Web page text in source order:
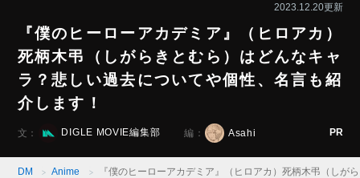
2023.12.20更新
『僕のヒーローアカデミア』（ヒロアカ）
死柄木弔（しがらきとむら）はどんなキャ
ラ？悲しい過去についてや個性、名言も紹
介します！
文： DIGLE MOVIE編集部 編： Asahi PR
DM Anime 『僕のヒーローアカデミア』（ヒロアカ）死柄木弔（し